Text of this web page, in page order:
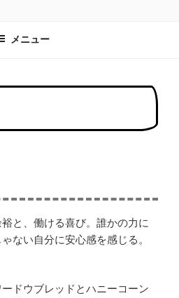
メニュー
と、働ける喜び。誰かの力に
ない自分に安心感を感じる。
ドウブレッドとハニーコーン